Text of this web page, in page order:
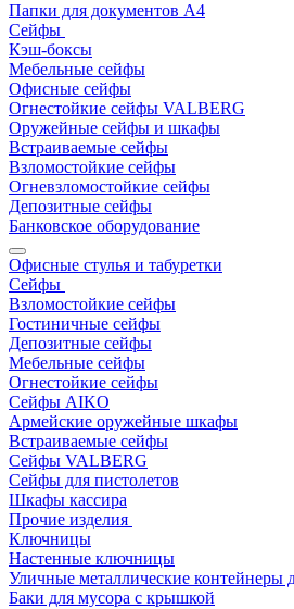
Папки для документов A4
Сейфы
Кэш-боксы
Мебельные сейфы
Офисные сейфы
Огнестойкие сейфы VALBERG
Оружейные сейфы и шкафы
Встраиваемые сейфы
Взломостойкие сейфы
Огневзломостойкие сейфы
Депозитные сейфы
Банковское оборудование
Офисные стулья и табуретки
Сейфы
Взломостойкие сейфы
Гостиничные сейфы
Депозитные сейфы
Мебельные сейфы
Огнестойкие сейфы
Сейфы AIKO
Армейские оружейные шкафы
Встраиваемые сейфы
Сейфы VALBERG
Сейфы для пистолетов
Шкафы кассира
Прочие изделия
Ключницы
Настенные ключницы
Уличные металлические контейнеры
Баки для мусора с крышкой